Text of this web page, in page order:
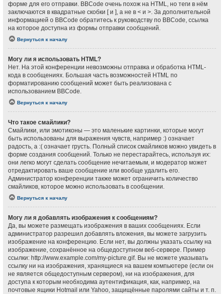
форме для его отправки. BBCode очень похож на HTML, но теги в нём
заключаются в квадратные скобки [ и ], а не в < и >. За дополнительной
информацией о BBCode обратитесь к руководству по BBCode, ссылка
на которое доступна из формы отправки сообщений.
Вернуться к началу
Могу ли я использовать HTML?
Нет. На этой конференции невозможны отправка и обработка HTML-
кода в сообщениях. Большая часть возможностей HTML по
форматированию сообщений может быть реализована с
использованием BBCode.
Вернуться к началу
Что такое смайлики?
Смайлики, или эмотиконы — это маленькие картинки, которые могут
быть использованы для выражения чувств, например :) означает
радость, а :( означает грусть. Полный список смайликов можно увидеть в
форме создания сообщений. Только не перестарайтесь, используя их:
они легко могут сделать сообщение нечитаемым, и модератор может
отредактировать ваше сообщение или вообще удалить его.
Администратор конференции также может ограничить количество
смайликов, которое можно использовать в сообщении.
Вернуться к началу
Могу ли я добавлять изображения к сообщениям?
Да, вы можете размещать изображения в ваших сообщениях. Если
администратор разрешил добавлять вложения, вы можете загрузить
изображение на конференцию. Если нет, вы должны указать ссылку на
изображение, сохранённое на общедоступном веб-сервере. Пример
ссылки: http://www.example.com/my-picture.gif. Вы не можете указывать
ссылку ни на изображения, хранящиеся на вашем компьютере (если он
не является общедоступным сервером), ни на изображения, для
доступа к которым необходима аутентификация, как, например, на
почтовые ящики Hotmail или Yahoo, защищённые паролями сайты и т. п.